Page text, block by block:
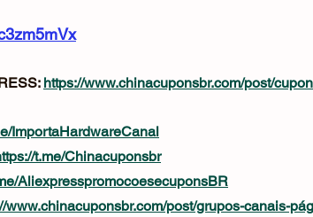
https://www.chinacuponsbr.com/post/
ImportaHardwareCanal
t.me/Chinacuponsbr
AliexpresspromocoesecuponsBR
www.chinacuponsbr.com/post/grupos-canais-